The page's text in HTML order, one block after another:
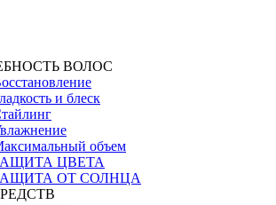
ВОЛОС
и блеск
объем
ЦВЕТА
ОТ СОЛНЦА